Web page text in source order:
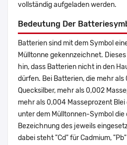
vollständig aufgeladen werden.
Bedeutung Der
Batterien sind mit dem Symbol
Mülltonne gekennzeichnet.
hin, dass Batterien nicht in den
dürfen. Bei Batterien, die mehr
Quecksilber, mehr als 0,002
mehr als 0,004 Masseprozent
unter dem Mülltonnen-Symbol
Bezeichnung des jeweils
dabei steht "Cd" für Cadmium,